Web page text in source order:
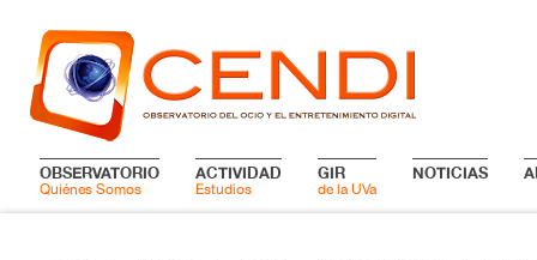
OBSERVATORIO
Quiénes Somos
ACTIVIDAD
Estudios
GIR
de la UVa
NOTICIAS